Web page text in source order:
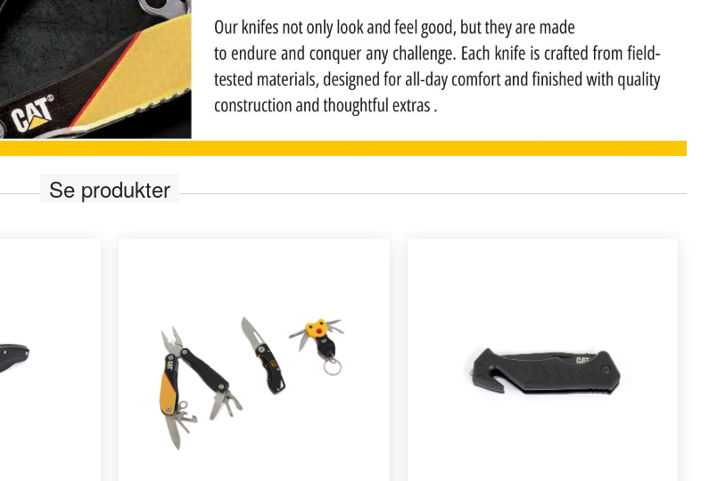
Se produkter